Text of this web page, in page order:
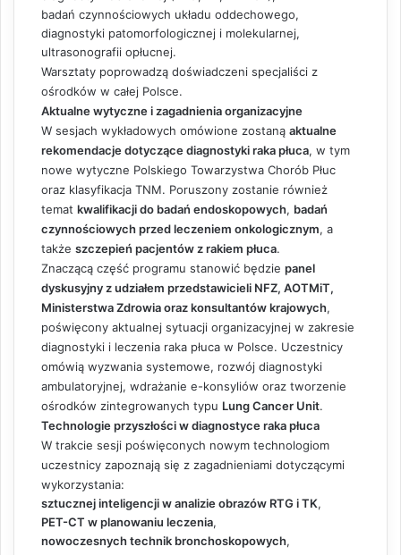
badań czynnościowych układu oddechowego,
diagnostyki patomorfologicznej i molekularnej,
ultrasonografii opłucnej.
Warsztaty poprowadzą doświadczeni specjaliści z
ośrodków w całej Polsce.
Aktualne wytyczne i zagadnienia organizacyjne
W sesjach wykładowych omówione zostaną aktualne
rekomendacje dotyczące diagnostyki raka płuca, w tym
nowe wytyczne Polskiego Towarzystwa Chorób Płuc
oraz klasyfikacja TNM. Poruszony zostanie również
temat kwalifikacji do badań endoskopowych, badań
czynnościowych przed leczeniem onkologicznym, a
także szczepień pacjentów z rakiem płuca.
Znaczącą część programu stanowić będzie panel
dyskusyjny z udziałem przedstawicieli NFZ, AOTMiT,
Ministerstwa Zdrowia oraz konsultantów krajowych,
poświęcony aktualnej sytuacji organizacyjnej w zakresie
diagnostyki i leczenia raka płuca w Polsce. Uczestnicy
omówią wyzwania systemowe, rozwój diagnostyki
ambulatoryjnej, wdrażanie e-konsyliów oraz tworzenie
ośrodków zintegrowanych typu Lung Cancer Unit.
Technologie przyszłości w diagnostyce raka płuca
W trakcie sesji poświęconych nowym technologiom
uczestnicy zapoznają się z zagadnieniami dotyczącymi
wykorzystania:
sztucznej inteligencji w analizie obrazów RTG i TK,
PET-CT w planowaniu leczenia,
nowoczesnych technik bronchoskopowych,